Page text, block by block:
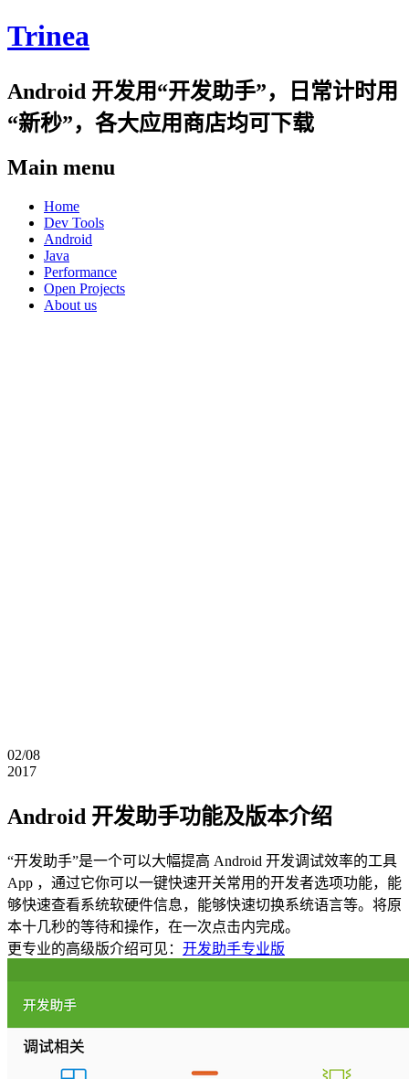
Trinea
Android 开发用“开发助手”，日常计时用
“新秒”，各大应用商店均可下载
Main menu
Skip
content
Home
Dev Tools
Android
Java
Performance
Open Projects
About us
02/08
2017
Android 开发助手功能及版本介绍
“开发助手”是一个可以大幅提高 Android 开发调试效率的工具
App ，通过它你可以一键快速开关常用的开发者选项功能，能
够快速查看系统软硬件信息，能够快速切换系统语言等。将原
本十几秒的等待和操作，在一次点击内完成。
更专业的高级版介绍可见： 开发助手专业版